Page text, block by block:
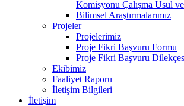
Komisyonu Çalışma Usul
Bilimsel Araştırmalarımız
Projeler
Projelerimiz
Proje Fikri Başvuru Formu
Proje Fikri Başvuru
Ekibimiz
Faaliyet Raporu
İletişim Bilgileri
İletişim